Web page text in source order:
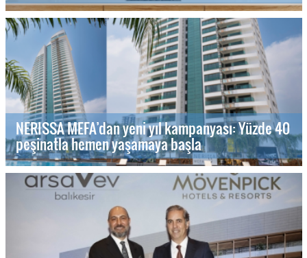
NERISSA MEFA’dan yeni yıl kampanyası: Yüzde 40
peşinatla hemen yaşamaya başla